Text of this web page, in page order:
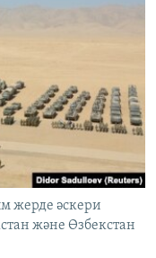
жерде әскери
және Өзбекстан